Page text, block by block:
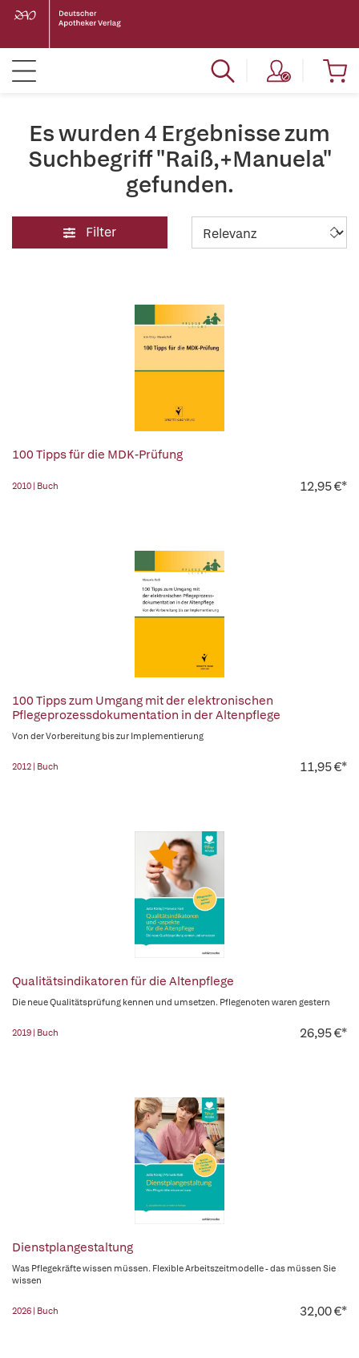
Es wurden 4 Ergebnisse zum
Suchbegriff "Raiß,+Manuela"
gefunden.
Filter
100 Tipps für die MDK-Prüfung
2010 | Buch 12,95 €*
100 Tipps zum Umgang mit der elektronischen
Pflegeprozessdokumentation in der Altenpflege
Von der Vorbereitung bis zur Implementierung
2012 | Buch 11,95 €*
Qualitätsindikatoren für die Altenpflege
Die neue Qualitätsprüfung kennen und umsetzen. Pflegenoten waren gestern
2019 | Buch 26,95 €*
Dienstplangestaltung
Was Pflegekräfte wissen müssen. Flexible Arbeitszeitmodelle - das müssen Sie
wissen
2026 | Buch 32,00 €*